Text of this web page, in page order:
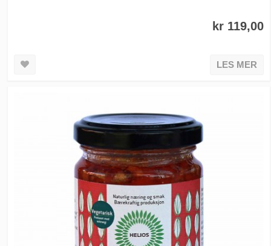
kr 119,00
LES MER